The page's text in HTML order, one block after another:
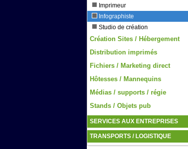
Imprimeur
Infographiste
Studio de création
Création Sites / Hébergement
Distribution imprimés
Fichiers / Marketing direct
Hôtesses / Mannequins
Médias / supports / régie
Stands / Objets pub
SERVICES AUX ENTREPRISES
TRANSPORTS / LOGISTIQUE